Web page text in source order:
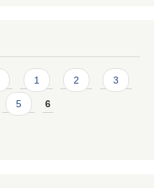
1 2 3
5 6